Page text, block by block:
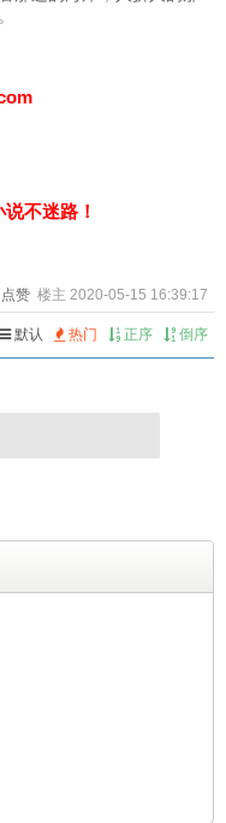
不迷路！
点赞 楼主 2020-05-15 16:39:17
默认 热门 正序 倒序